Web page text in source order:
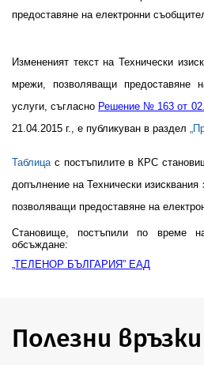
предоставяне на електронни
Измененият текст на Технически
мрежи, позволяващи предоставяне
услуги,съгласно Решение № 163 от
21.04.2015 г., е публикуван в раздел
Таблица с постъпилите в КРС
допълнение на Технически
позволяващи предоставяне на
Становище, постъпили по време
обсъждане:
„ТЕЛЕНОР БЪЛГАРИЯ” ЕАД
Полезни връзки